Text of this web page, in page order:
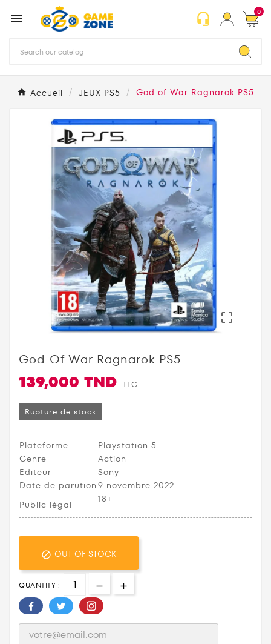
 headset_mic 0
Accueil JEUX PS5 God of War Ragnarok PS5

God Of War Ragnarok PS5
139,000 TND TTC
Rupture de stock
Plateforme
Playstation 5
Genre
Action
Editeur
Sony
Date de parution 9 novembre 2022
Public légal
18+
 OUT OF STOCK
QUANTITY :